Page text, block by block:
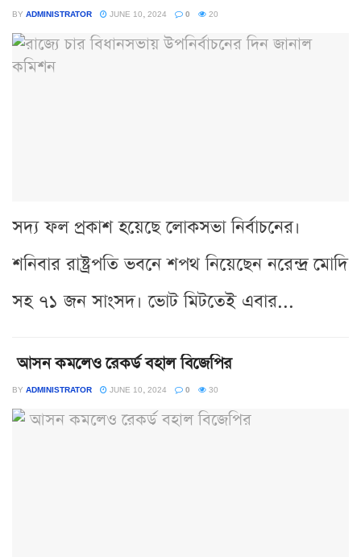
BY ADMINISTRATOR JUNE 10, 2024 0 20
সদ্য ফল প্রকাশ হয়েছে লোকসভা নির্বাচনের।
শনিবার রাষ্ট্রপতি ভবনে শপথ নিয়েছেন নরেন্দ্র মোদি
সহ ৭১ জন সাংসদ। ভোট মিটতেই এবার...
আসন কমলেও রেকর্ড বহাল বিজেপির
BY ADMINISTRATOR JUNE 10, 2024 0 30